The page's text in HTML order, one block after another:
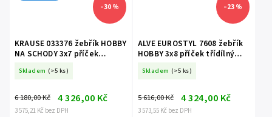
–30 %
KRAUSE 033376 žebřík HOBBY
NA SCHODY 3x7 příček
Skladem (>5 ks)
3 575,21 Kč bez DPH
6 180,00 Kč 4 326,00 Kč
–23 %
ALVE EUROSTYL 7608 žebřík
HOBBY 3x8 příček třídílný
Skladem (>5 ks)
3 573,55 Kč bez DPH
5 616,00 Kč 4 324,00 Kč